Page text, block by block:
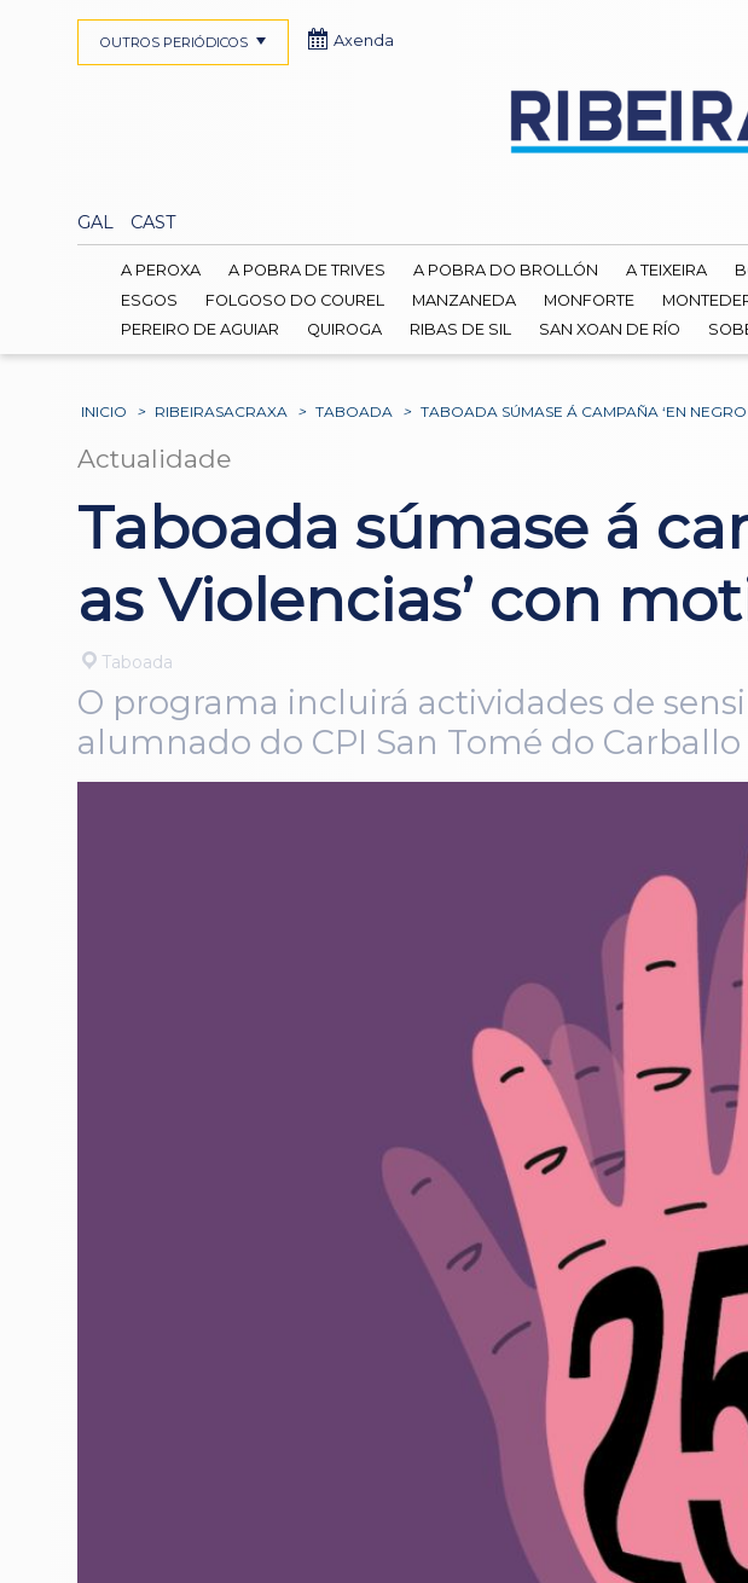
GAL CAST
OUTROS PERIÓDICOS Axenda
A PEROXA A POBRA DE TRIVES A POBRA DO BROLLÓN A TEIXEIRA
ESGOS
FOLGOSO DO COUREL MANZANEDA MONFORTE
PEREIRO DE AGUIAR
QUIROGA RIBAS DE SIL SAN XOAN DE RÍO
INICIO > RIBEIRASACRAXA > TABOADA > TABOADA SÚMASE Á CAMPAÑA ‘EN
Actualidade
Taboada súmase á
as Violencias’ con
Taboada
O programa incluirá actividades de
alumnado do CPI San Tomé do Carballo